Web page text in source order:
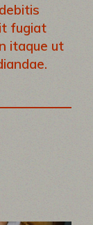
fugiat
itaque ut